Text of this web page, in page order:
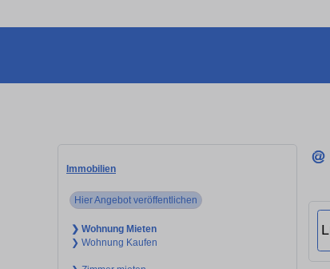
Immobilien
Hier Angebot veröffentlichen
❯ Wohnung Mieten
❯ Wohnung Kaufen